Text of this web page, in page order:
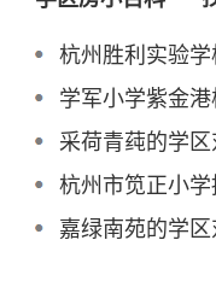
杭州胜利实验
学军小学紫金
采荷青莼的学
杭州市笕正小学
嘉绿南苑的学区